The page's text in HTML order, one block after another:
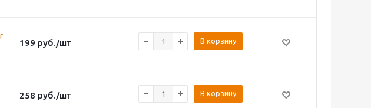
199 руб./шт В корзину
258 руб./шт В корзину